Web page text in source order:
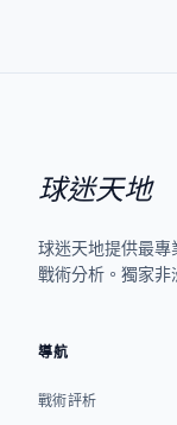
球迷天地
球迷天地提供最
戰術分析。獨家非
導航
戰術評析